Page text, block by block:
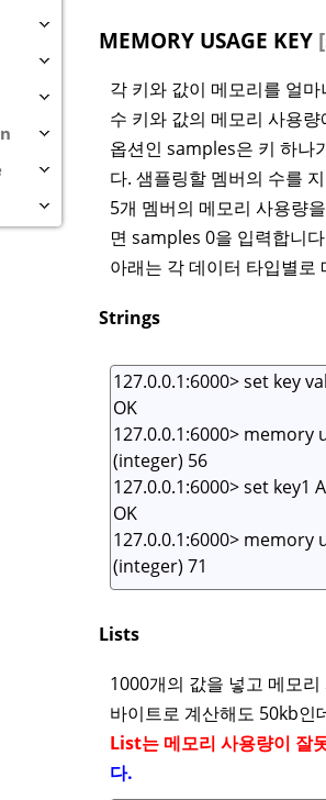
MEMORY USAGE KEY
각 키와 값이 메모리를 얼
수 키와 값의 메모리 사용
옵션인 samples은 키 하나
다. 샘플링할 멤버의 수를
5개 멤버의 메모리 사용량
면 samples 0을 입력합니
아래는 각 데이터 타입별로
Strings
Lists
1000개의 값을 넣고 메모
바이트로 계산해도 50kb인
List는 메모리 사용량이 잘
다.